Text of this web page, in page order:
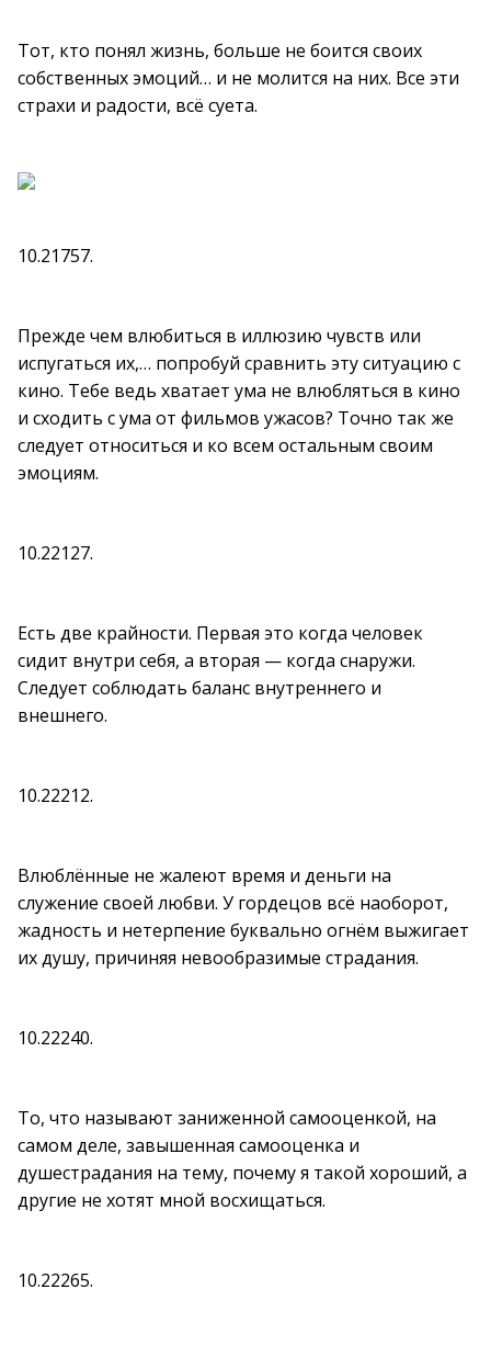
Тот, кто понял жизнь, больше не боится своих
собственных эмоций… и не молится на них. Все эти
страхи и радости, всё суета.
10.21757.
Прежде чем влюбиться в иллюзию чувств или
испугаться их,… попробуй сравнить эту ситуацию с
кино. Тебе ведь хватает ума не влюбляться в кино
и сходить с ума от фильмов ужасов? Точно так же
следует относиться и ко всем остальным своим
эмоциям.
10.22127.
Есть две крайности. Первая это когда человек
сидит внутри себя, а вторая — когда снаружи.
Следует соблюдать баланс внутреннего и
внешнего.
10.22212.
Влюблённые не жалеют время и деньги на
служение своей любви. У гордецов всё наоборот,
жадность и нетерпение буквально огнём выжигает
их душу, причиняя невообразимые страдания.
10.22240.
То, что называют заниженной самооценкой, на
самом деле, завышенная самооценка и
душестрадания на тему, почему я такой хороший, а
другие не хотят мной восхищаться.
10.22265.